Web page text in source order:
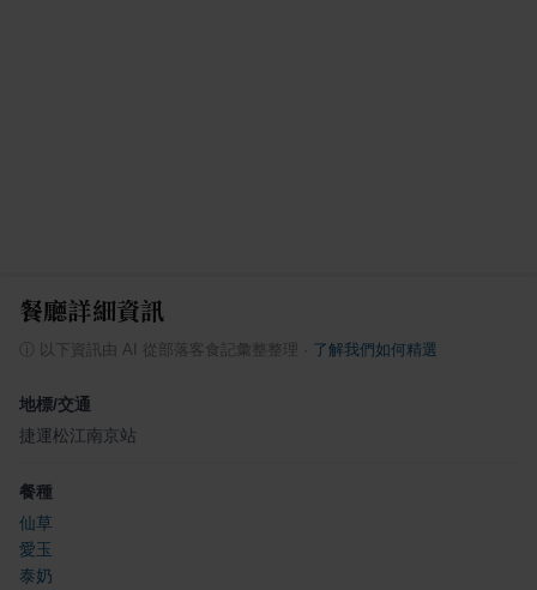
餐廳詳細資訊
以下資訊由 AI 從部落客食記彙整整理 了解我們如何精選
地標/交通
捷運松江南京站
餐種
仙草
愛玉
泰奶